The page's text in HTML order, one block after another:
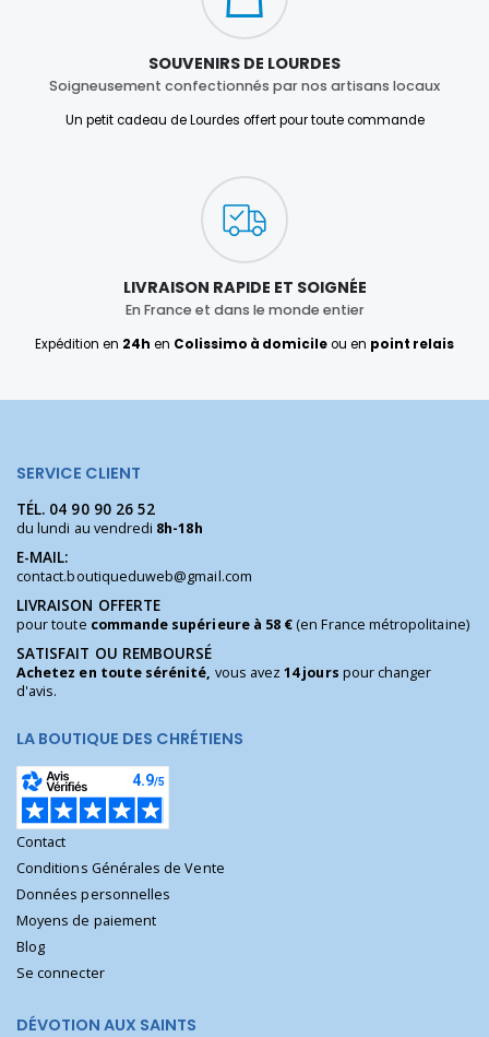
SOUVENIRS DE LOURDES
Soigneusement confectionnés par nos artisans locaux
Un petit cadeau de Lourdes offert pour toute commande
LIVRAISON RAPIDE ET SOIGNÉE
En France et dans le monde entier
Expédition en 24h en Colissimo à domicileou en point relais
SERVICE CLIENT
TÉL. 04 90 90 26 52
du lundi au vendredi 8h-18h
E-MAIL:
contact.boutiqueduweb@gmail.com
LIVRAISON OFFERTE
pour toute commande supérieure à 58 €(en France métropolitaine)
SATISFAIT OU REMBOURSÉ
Achetez en toute sérénité, vous avez14 jours pour changer
d'avis.
LA BOUTIQUE DES CHRÉTIENS
Contact
Conditions Générales de Vente
Données personnelles
Moyens de paiement
Blog
Se connecter
DÉVOTION AUX SAINTS